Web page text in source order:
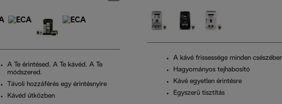
A Te érintésed. A Te kávéd. A Te
módszered.
Távoli hozzáférés egy érintésnyire
Kávéd útközben
A kávé frissessége minden
Hagyományos tejhabosító
Kávé egyetlen érintésre
Egyszerű tisztítás